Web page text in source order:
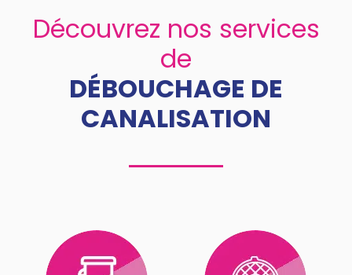
Découvrez nos services
de
DÉBOUCHAGE DE
CANALISATION